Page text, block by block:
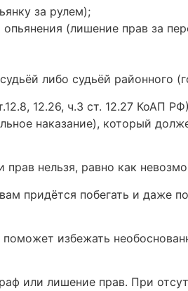
за рулем);
(лишение прав за
либо судьёй районного
12.26, ч.3 ст. 12.27 КоАП
наказание), который
нельзя, равно как
придётся побегать и даже
избежать
или лишение прав. При